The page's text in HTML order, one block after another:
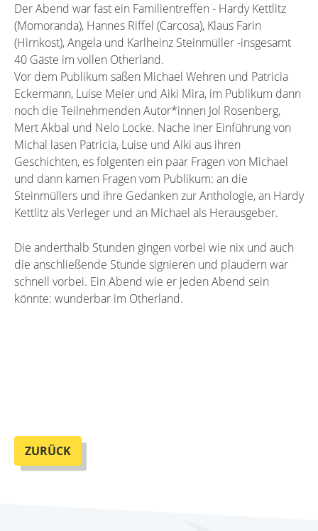
Der Abend war fast ein Familientreffen - Hardy Kettlitz
(Momoranda), Hannes Riffel (Carcosa), Klaus Farin
(Hirnkost), Angela und Karlheinz Steinmüller -insgesamt
40 Gäste im vollen Otherland.
Vor dem Publikum saßen Michael Wehren und Patricia
Eckermann, Luise Meier und Aiki Mira, im Publikum dann
noch die Teilnehmenden Autor*innen Jol Rosenberg,
Mert Akbal und Nelo Locke. Nache iner Einführung von
Michal lasen Patricia, Luise und Aiki aus ihren
Geschichten, es folgenten ein paar Fragen von Michael
und dann kamen Fragen vom Publikum: an die
Steinmüllers und ihre Gedanken zur Anthologie, an Hardy
Kettlitz als Verleger und an Michael als Herausgeber.
Die anderthalb Stunden gingen vorbei wie nix und auch
die anschließende Stunde signieren und plaudern war
schnell vorbei. Ein Abend wie er jeden Abend sein
könnte: wunderbar im Otherland.
ZURÜCK